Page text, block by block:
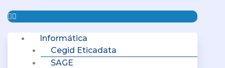
Informática
Cegid Eticadata
SAGE